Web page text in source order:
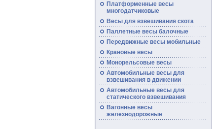
Платформенные весы
многодатчиковые
Весы для взвешивания скота
Паллетные весы балочные
Передвижные весымобильные
Крановые весы
Монорельсовые весы
Автомобильные весыдля
взвешивания в движении
Автомобильные весы для
статического взвешивания
Вагонные весы
железнодорожные